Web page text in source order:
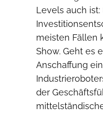
Levels auch ist:
meisten Fällen
Show. Geht es
Anschaffung
der